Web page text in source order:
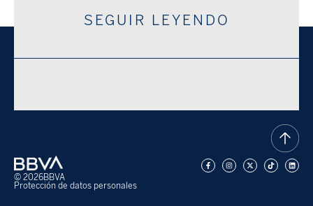
SEGUIR LEYENDO
© 2026BBVA
Protección de datos personales